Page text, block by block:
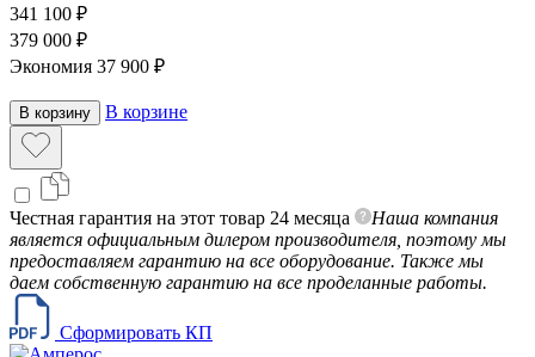
341 100 ₽
379 000 ₽
Экономия 37 900 ₽
В корзину В корзине
Честная гарантия на этот товар 24 месяца
Наша компания
является официальным дилером производителя, поэтому мы
предоставляем гарантию на все оборудование. Также мы
даем собственную гарантию на все проделанные работы.
Сформировать КП